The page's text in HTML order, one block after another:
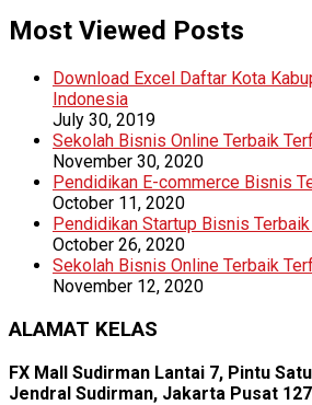
Most Viewed Posts
Download Excel Daftar Kota
Indonesia
July 30, 2019
Sekolah Bisnis Online Terbaik
November 30, 2020
Pendidikan E-commerce Bisnis
October 11, 2020
Pendidikan Startup Bisnis
October 26, 2020
Sekolah Bisnis Online Terbaik
November 12, 2020
ALAMAT KELAS
FX Mall Sudirman Lantai 7, Pintu
Jendral Sudirman, Jakarta Pusat